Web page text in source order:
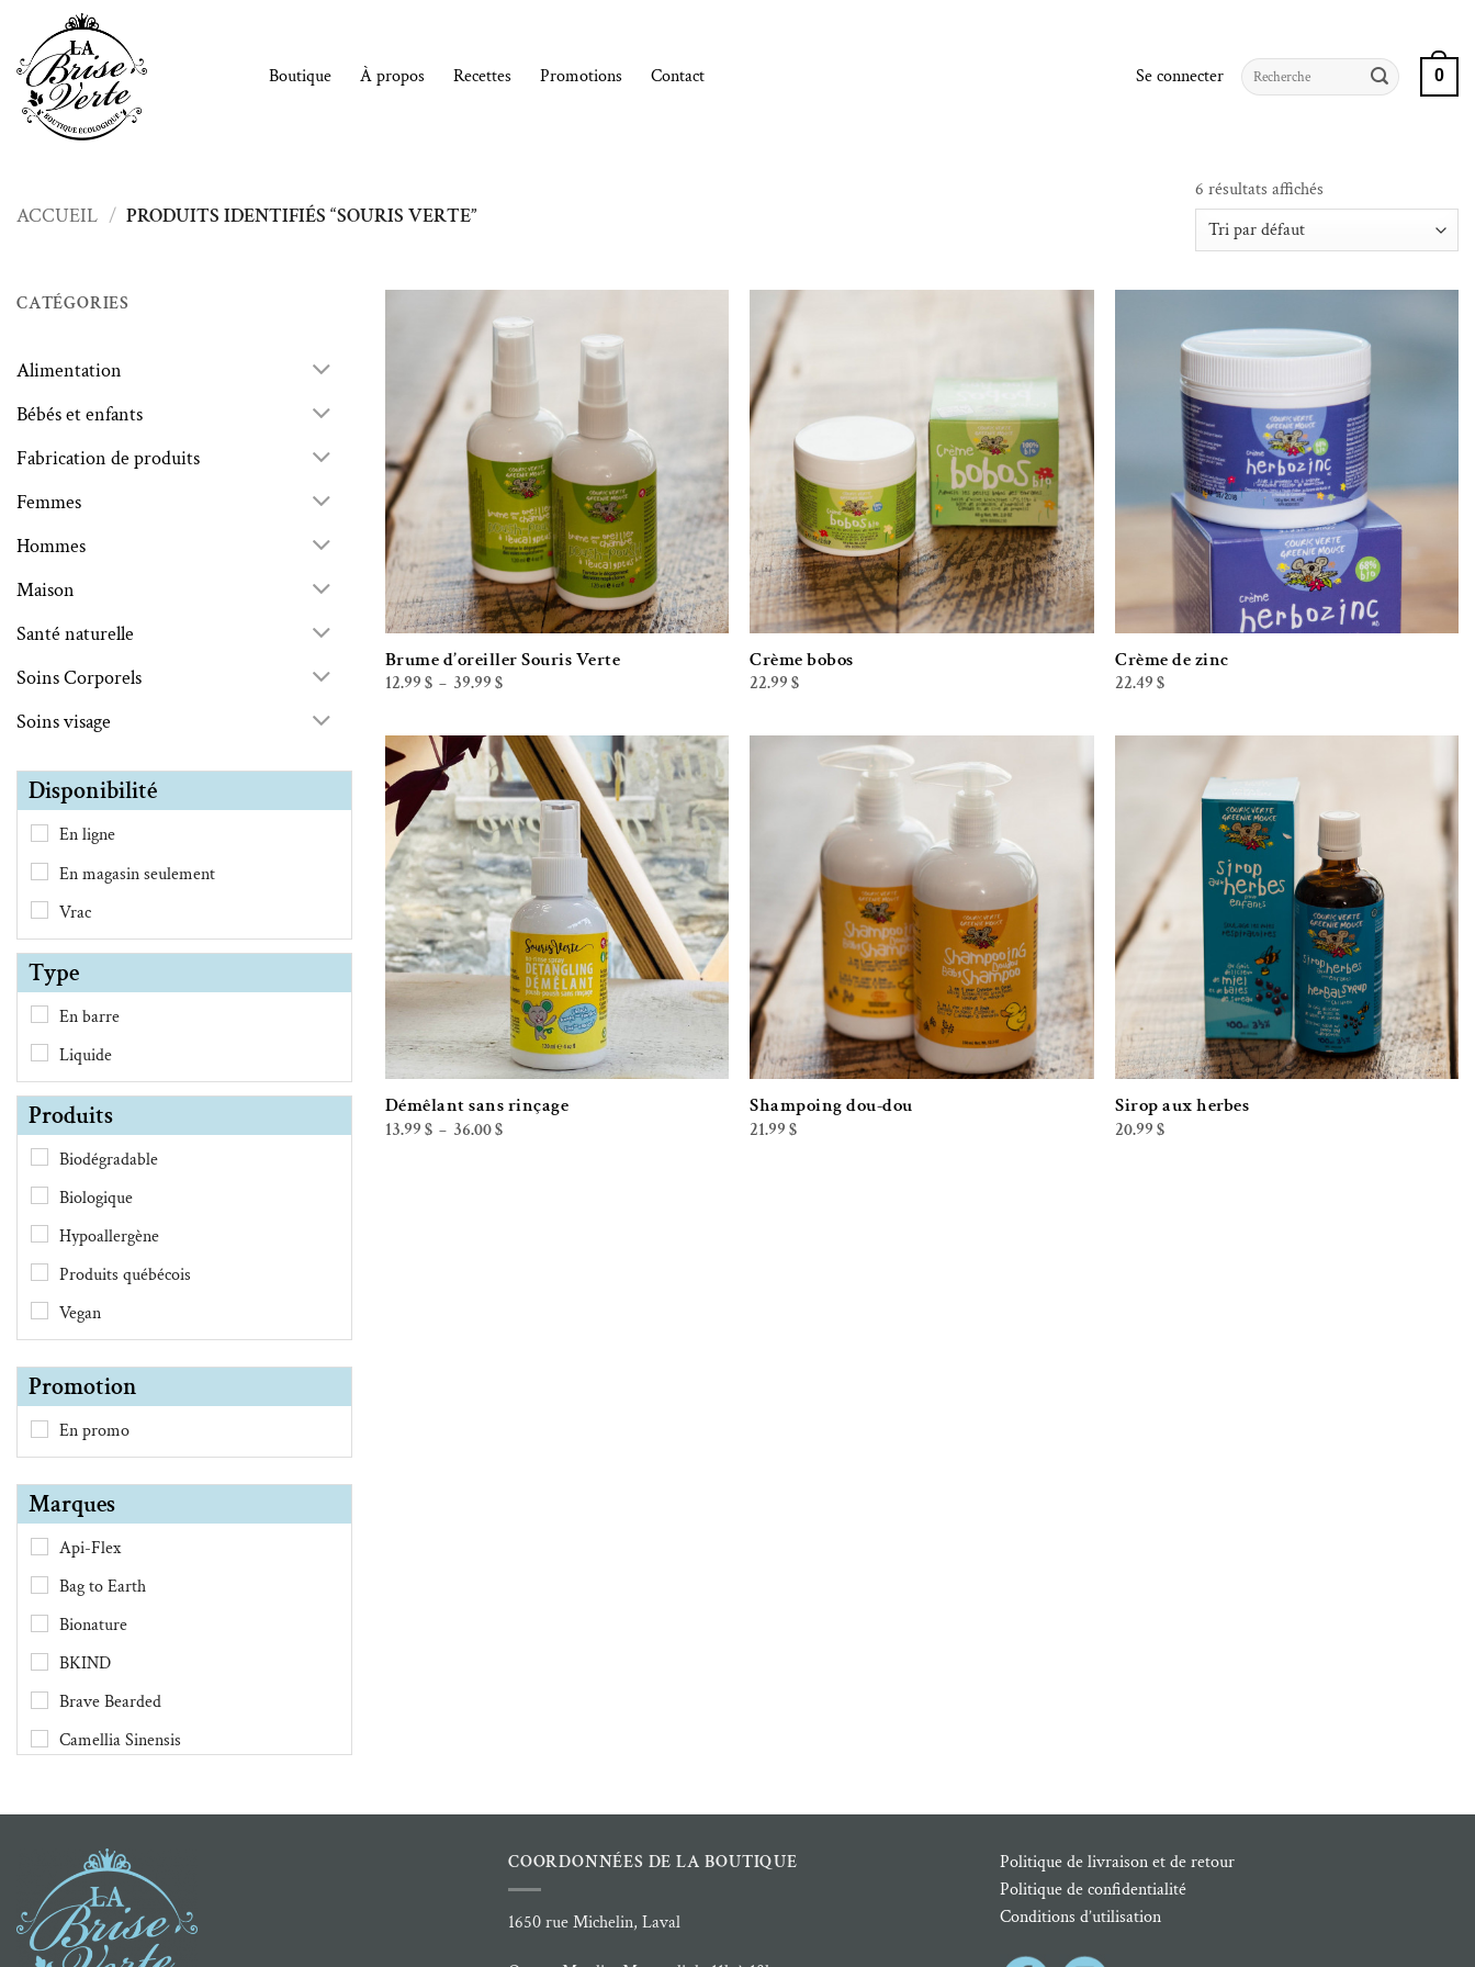
contenu
Boutique À propos Recettes Promotions Contact Se connecter
Recherche
pour :
0
ACCUEIL / PRODUITS IDENTIFIÉS “SOURIS VERTE”
6 résultats affichés
CATÉGORIES
Alimentation
Bébés et enfants
Fabrication de produits
Femmes
Hommes
Maison
Santé naturelle
Soins Corporels
Soins visage
Disponibilité
En ligne
En magasin seulement
Vrac
Type
En barre
Liquide
Produits
Biodégradable
Biologique
Hypoallergène
Produits québécois
Vegan
Promotion
En promo
Marques
Api-Flex
Bag to Earth
Bionature
BKIND
Brave Bearded
Camellia Sinensis
Clef des Champs
Danesco
Demain Demain
Dental Lace
Ajouter à la liste de souhaits
Brume d’oreiller Souris Verte
12.99 $ – 39.99 $Plage
à
39.99 $
Crème bobos
22.99$
Ajouter à la liste de souhaits
Crème de zinc
22.49$
Ajouter à la liste de souhaits
Démêlant sans rinçage
13.99 $ – 36.00$Plage
Ajouter à la liste de souhaits
Shampoing dou-dou
21.99$
Ajouter à la liste de souhaits
Sirop aux herbes
20.99$
COORDONNÉES DE LA BOUTIQUE
1650 rue Michelin, Laval
Politique de livraison et de retour
Politique de confidentialité
Conditions d’utilisation